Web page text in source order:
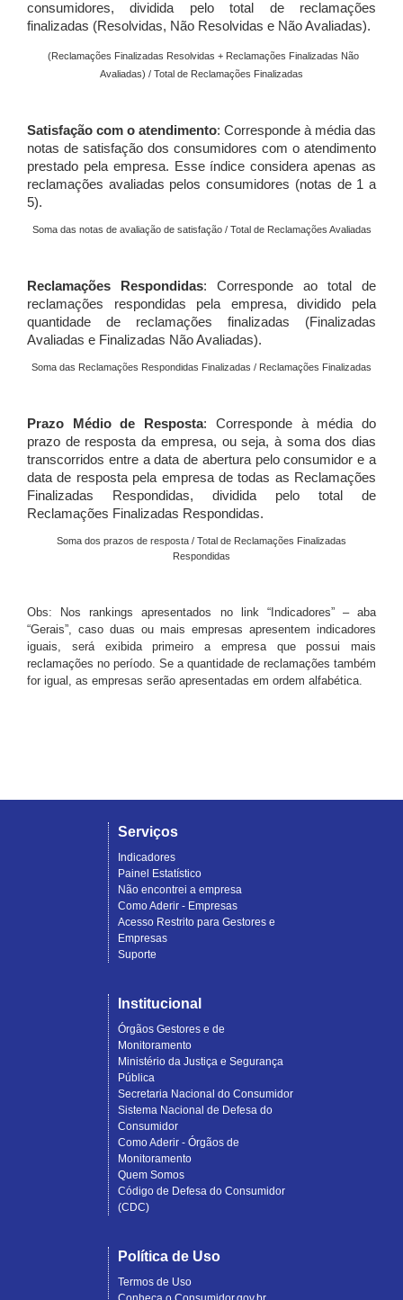
consumidores, dividida pelo total de reclamações
finalizadas (Resolvidas, Não Resolvidas e Não Avaliadas).
(Reclamações Finalizadas Resolvidas + Reclamações Finalizadas Não
Avaliadas) / Total de Reclamações Finalizadas
Satisfação com o atendimento: Corresponde à média das
notas de satisfação dos consumidores com o atendimento
prestado pela empresa. Esse índice considera apenas as
reclamações avaliadas pelos consumidores (notas de 1 a
5).
Soma das notas de avaliação de satisfação / Total de Reclamações Avaliadas
Reclamações Respondidas: Corresponde ao total de
reclamações respondidas pela empresa, dividido pela
quantidade de reclamações finalizadas (Finalizadas
Avaliadas e Finalizadas Não Avaliadas).
Soma das Reclamações Respondidas Finalizadas / Reclamações Finalizadas
Prazo Médio de Resposta: Corresponde à média do
prazo de resposta da empresa, ou seja, à soma dos dias
transcorridos entre a data de abertura pelo consumidor e a
data de resposta pela empresa de todas as Reclamações
Finalizadas Respondidas, dividida pelo total de
Reclamações Finalizadas Respondidas.
Soma dos prazos de resposta / Total de Reclamações Finalizadas
Respondidas
Obs: Nos rankings apresentados no link “Indicadores” – aba
“Gerais”, caso duas ou mais empresas apresentem indicadores
iguais, será exibida primeiro a empresa que possui mais
reclamações no período. Se a quantidade de reclamações também
for igual, as empresas serão apresentadas em ordem alfabética.
Serviços
Indicadores
Painel Estatístico
Não encontrei a empresa
Como Aderir - Empresas
Acesso Restrito para Gestores e
Empresas
Suporte
Institucional
Órgãos Gestores e de
Monitoramento
Ministério da Justiça e Segurança
Pública
Secretaria Nacional do Consumidor
Sistema Nacional de Defesa do
Consumidor
Como Aderir - Órgãos de
Monitoramento
Quem Somos
Código de Defesa do Consumidor
(CDC)
Política de Uso
Termos de Uso